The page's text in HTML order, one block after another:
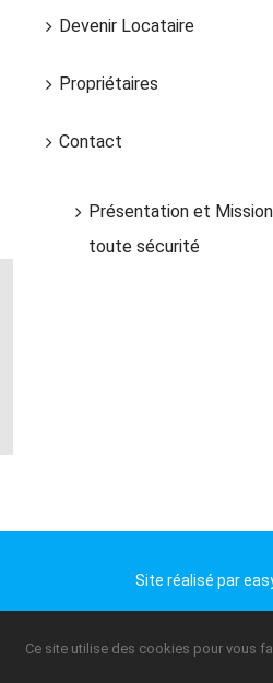
Devenir Locataire
Propriétaires
Contact
Présentation et
toute sécurité
Site réalisé par
Ce site utilise des cookies pour vous